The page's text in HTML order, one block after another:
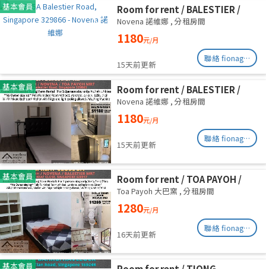
基本會員
Room for rent / BALESTIER /
NOVENA / Common room / 1pax
stay / Available immediate
Novena 諾維娜 , 分租房間
1180元/月
15天前更新
聯絡 fionag@transinex.com.sg
基本會員
Room for rent / BALESTIER /
NOVENA / Common room / 1pax
stay / Available immediate
Novena 諾維娜 , 分租房間
1180元/月
15天前更新
聯絡 fionag@transinex.com.sg
基本會員
Room for rent / TOA PAYOH /
NOVENA / Common room / 1pax
stay / Available immediate
Toa Payoh 大巴窯 , 分租房間
1280元/月
16天前更新
聯絡 fionag@transinex.com.sg
基本會員